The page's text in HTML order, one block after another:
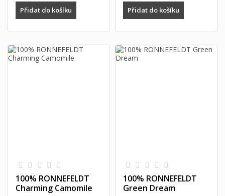
Přidat do košíku Přidat do košíku
100% RONNEFELDT
Charming Camomile
100% RONNEFELDT
Green Dream